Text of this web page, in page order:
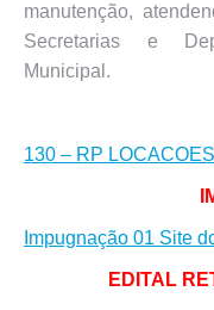
manutenção,
Secretarias e
Municipal.
130 – RP
Impugnação 01 Site
EDITAL